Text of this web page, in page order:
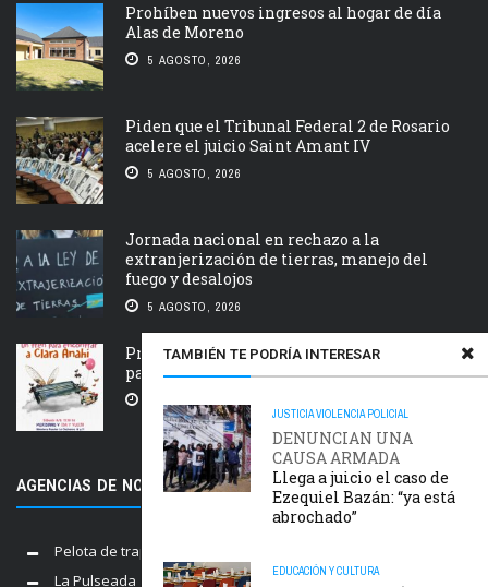
TAMBIÉN TE PODRÍA INTERESAR
JUSTICIAVIOLENCIA POLICIAL
DENUNCIAN UNA
CAUSA ARMADA
Llega a juicio el caso de
Ezequiel Bazán: “ya está
abrochado”
EDUCACIÓN Y CULTURA
Prohíben nuevos ingresos al hogar de día
Alas de Moreno
5 AGOSTO, 2026
Piden que el Tribunal Federal 2 de Rosario
acelere el juicio Saint Amant IV
5 AGOSTO, 2026
Jornada nacional en rechazo a la
extranjerización de tierras, manejo del
fuego y desalojos
5 AGOSTO, 2026
Próxima estación: un tren de ida y vuelta
para Clara Anahí
AGENCIAS DE NOTICIAS AMIGAS
Pelota de trapo
La Pulseada